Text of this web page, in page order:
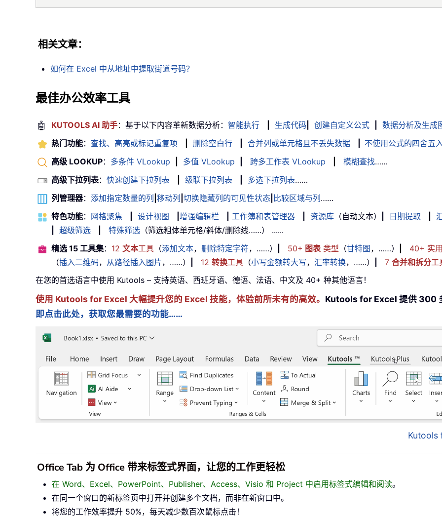
相关文章：
如何在 Excel 中从地址中提取街道号码？
最佳办公效率工具
🤖 KUTOOLS AI 助手：基于以下内容革新数据分析： 智能执行 生成代码 创建自定义公式
数据分析及生成
热门功能： 查找、高亮或标记重复项 删除空白行 合并列或单元格且不丢失数据
不使用公式的四舍五
高级 LOOKUP： 多条件 VLookup 多值 VLookup 跨多工作表 VLookup 模糊查找……
高级下拉列表： 快速创建下拉列表 级联下拉列表 多选下拉列表……
列管理器： 添加指定数量的列 移动列 切换隐藏列的可见性状态 比较区域与列 ……
特色功能： 网格聚焦 设计视图 增强编辑栏 工作簿和表管理器 资源库 （自动文本） 日期提取
超级筛选 特殊筛选 （筛选粗体单元格/斜体/删除线……） ......
精选 15 工具集： 12 文本工具 （添加文本， 删除特定字符，……） 50+ 图表类型 （甘特图 ，……）
40+ 实
（插入二维码， 从路径插入图片，……） 12 转换工具 （小写金额转大写， 汇率转换，……） 7 合并和拆分工
在您的首选语言中使用 Kutools – 支持英语、西班牙语、德语、法语、中文及 40+ 种其他语言！
使用 Kutools for Excel 大幅提升您的 Excel 技能，体验前所未有的高效。 Kutools for Excel 提供 300
即点击此处，获取您最需要的功能……
Kutools
Office Tab 为 Office 带来标签式界面，让您的工作更轻松
在 Word、Excel、PowerPoint、Publisher、Access、Visio 和 Project 中启用标签式编辑和阅读。
在同一个窗口的新标签页中打开并创建多个文档，而非在新窗口中。
将您的工作效率提升 50%，每天减少数百次鼠标点击！